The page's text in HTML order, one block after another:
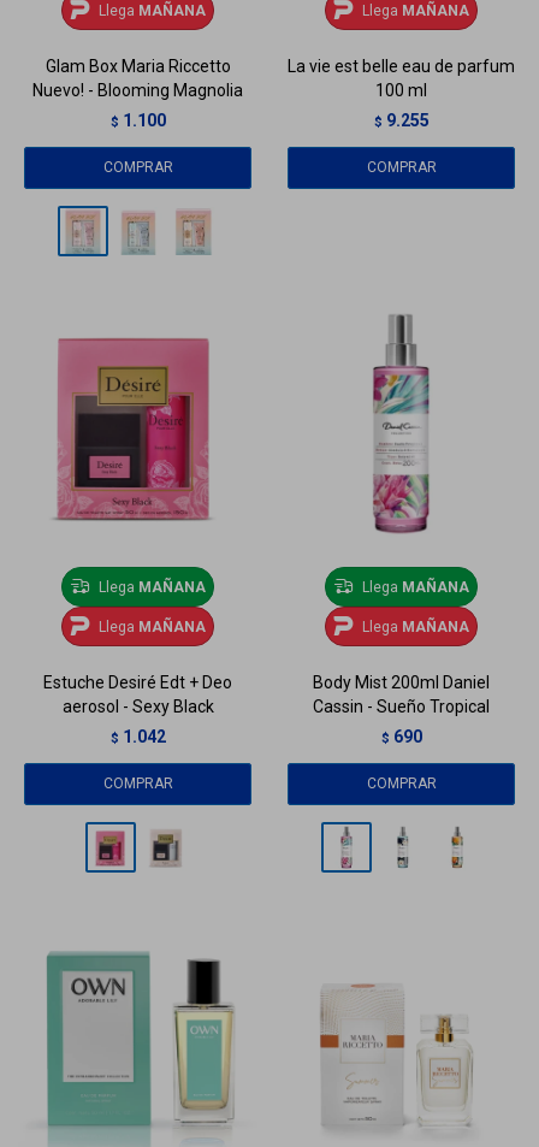
Llega MAÑANA
Glam Box Maria Riccetto
Nuevo! - Blooming Magnolia
$ 1.100
Llega MAÑANA
La vie est belle eau de parfum
100 ml
$ 9.255
Llega MAÑANA
Llega MAÑANA
Estuche Desiré Edt + Deo
aerosol - Sexy Black
$ 1.042
Llega MAÑANA
Llega MAÑANA
Body Mist 200ml Daniel
Cassin - Sueño Tropical
$ 690